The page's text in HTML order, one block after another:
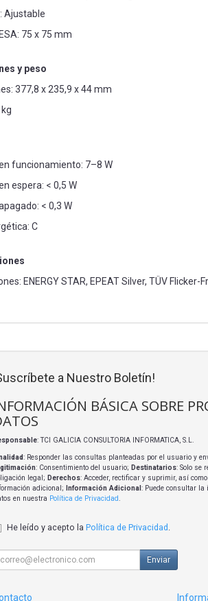
Ajustable
75 x 75 mm
y peso
377,8 x 235,9 x 44 mm
funcionamiento: 7–8 W
espera: < 0,5 W
< 0,3 W
C
ENERGY STAR, EPEAT Silver, TÜV Flicker-
a Nuestro Boletín!
BÁSICA SOBRE
: TCI GALICIA CONSULTORIA INFORMATICA, S.L.
: Responder las consultas planteadas por el usuario y
: Consentimiento del usuario; Destinatarios: Solo se
legal; Derechos: Acceder, rectificar y suprimir, así
adicional;
Información Adicional : Puede consultar la
en nuestra Política de Privacidad.
He leído y acepto la Política de Privacidad .
Enviar